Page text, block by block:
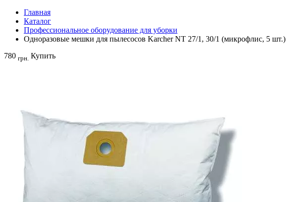
Главная
Каталог
Профессиональное оборудование для уборки
Одноразовые мешки для пылесосов Karcher NT 27/1, 30/1 (микрофлис, 5 шт.)
780 грн. Купить